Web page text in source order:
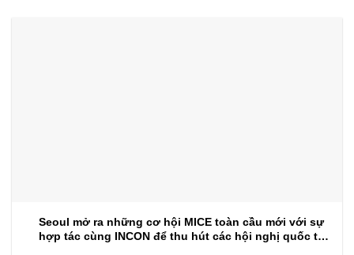
Seoul mở ra những cơ hội MICE toàn cầu mới với sự
hợp tác cùng INCON để thu hút các hội nghị quốc tế